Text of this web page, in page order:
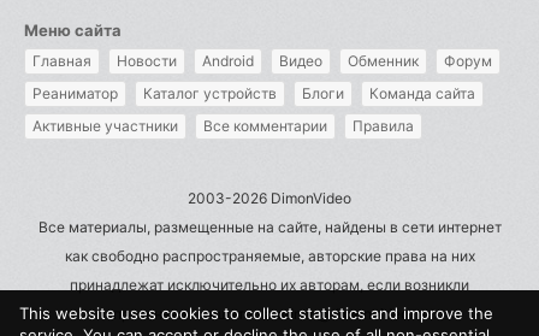
Меню сайта
Главная Новости Android Видео Обменник
Форум
Реаниматор
Каталог устройств Блоги
Команда сайта
Активные участники
Все комментарии Правила
2003-2026 DimonVideo
Все материалы, размещенные на сайте, найдены в сети интернет
как свободно распространяемые, авторские права на них
принадлежат исключительно их авторам, если возникли
претензии - пишите на admin@dimonvideo.ru
This website uses cookies to collect statistics and improve the